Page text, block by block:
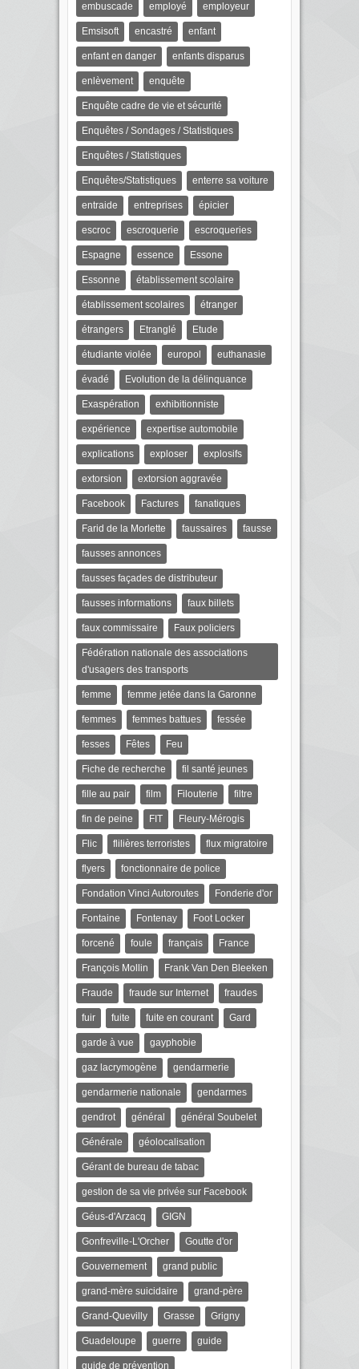
embuscade employé employeur
Emsisoft encastré enfant
enfant en danger enfants disparus
enlèvement enquête
Enquête cadre de vie et sécurité
Enquêtes / Sondages / Statistiques
Enquêtes / Statistiques
Enquêtes/Statistiques enterre sa voiture
entraide entreprises épicier
escroc escroquerie escroqueries
Espagne essence Essone
Essonne établissement scolaire
établissement scolaires étranger
étrangers Etranglé Etude
étudiante violée europol euthanasie
évadé Evolution de la délinquance
Exaspération exhibitionniste
expérience expertise automobile
explications exploser explosifs
extorsion extorsion aggravée
Facebook Factures fanatiques
Farid de la Morlette faussaires fausse
fausses annonces
fausses façades de distributeur
fausses informations faux billets
faux commissaire Faux policiers
Fédération nationale des associations
d'usagers des transports
femme femme jetée dans la Garonne
femmes femmes battues fessée
fesses Fêtes Feu
Fiche de recherche fil santé jeunes
fille au pair film Filouterie filtre
fin de peine FIT Fleury-Mérogis
Flic flilières terroristes flux migratoire
flyers fonctionnaire de police
Fondation Vinci Autoroutes Fonderie d'or
Fontaine Fontenay Foot Locker
forcené foule français France
François Mollin Frank Van Den Bleeken
Fraude fraude sur Internet fraudes
fuir fuite fuite en courant Gard
garde à vue gayphobie
gaz lacrymogène gendarmerie
gendarmerie nationale gendarmes
gendrot général général Soubelet
Générale géolocalisation
Gérant de bureau de tabac
gestion de sa vie privée sur Facebook
Géus-d'Arzacq GIGN
Gonfreville-L'Orcher Goutte d'or
Gouvernement grand public
grand-mère suicidaire grand-père
Grand-Quevilly Grasse Grigny
Guadeloupe guerre guide
guide de prévention